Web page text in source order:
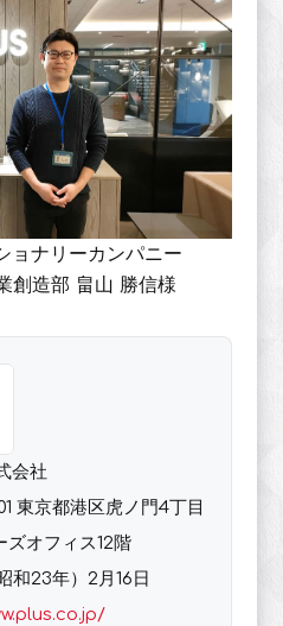
ョナリーカンパニー
創造部 畠山 勝信様
会社
東京都港区虎ノ門4丁目
ズオフィス12階
23年）2月16日